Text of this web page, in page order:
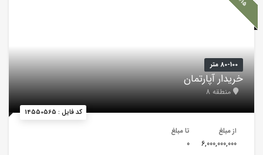
کد فایل : 14550565
80-100 متر
خریدار آپارتمان
منطقه 8
از مبلغ
6,000,000,000
تا مبلغ
0